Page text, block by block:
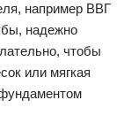
например ВВГ
надежно
чтобы
или мягкая